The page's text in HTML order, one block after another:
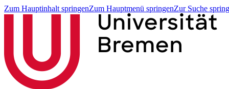
Zum Hauptinhalt springenZum Hauptmenü springenZur Suche